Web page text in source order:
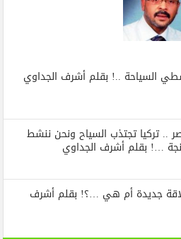
السياحة ..! بقلم أشرف الجداوي
.. تركيا تجتذب السياح ونحن ننشط
…! بقلم أشرف الجداوي
جديدة أم هي …؟! بقلم أشرف